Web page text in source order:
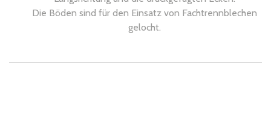
Die Böden sind für den Einsatz von Fachtrennblechen
gelocht.